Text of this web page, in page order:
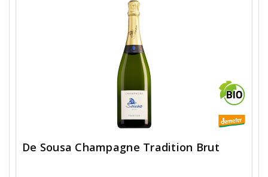
De Sousa Champagne Tradition Brut